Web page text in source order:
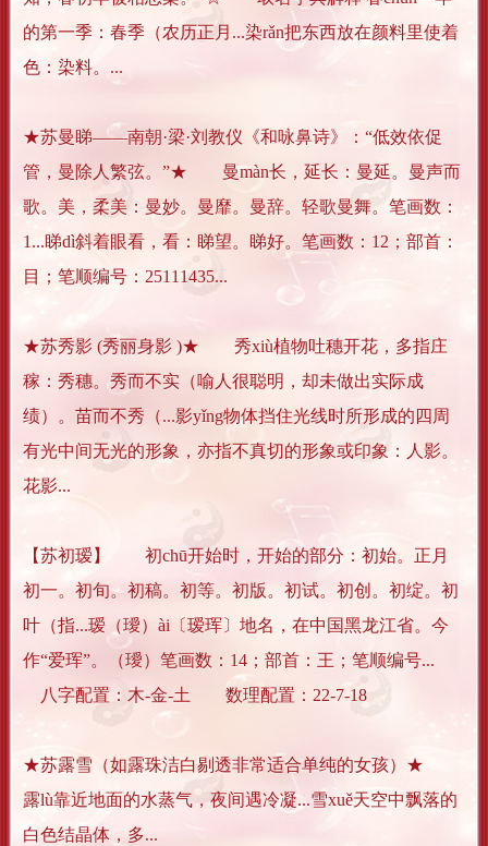
的第一季：春季（农历正月...染rǎn把东西放在颜料里使着
色：染料。...
★苏曼睇——南朝·梁·刘教仪《和咏鼻诗》：“低效依促
管，曼除人繁弦。”★ 曼màn长，延长：曼延。曼声而
歌。美，柔美：曼妙。曼靡。曼辞。轻歌曼舞。笔画数：
1...睇dì斜着眼看，看：睇望。睇好。笔画数：12；部首：
目；笔顺编号：25111435...
★苏秀影 (秀丽身影 )★ 秀xiù植物吐穗开花，多指庄
稼：秀穗。秀而不实（喻人很聪明，却未做出实际成
绩）。苗而不秀（...影yǐng物体挡住光线时所形成的四周
有光中间无光的形象，亦指不真切的形象或印象：人影。
花影...
【苏初瑷】 初chū开始时，开始的部分：初始。正月
初一。初旬。初稿。初等。初版。初试。初创。初绽。初
叶（指...瑷（璦）ài〔瑷珲〕地名，在中国黑龙江省。今
作“爱珲”。（璦）笔画数：14；部首：王；笔顺编号...
八字配置：木-金-土 数理配置：22-7-18
★苏露雪（如露珠洁白剔透非常适合单纯的女孩）★
露lù靠近地面的水蒸气，夜间遇冷凝...雪xuě天空中飘落的
白色结晶体，多...